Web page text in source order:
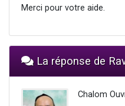
Merci pour votre aide.
La réponse de
Chalom